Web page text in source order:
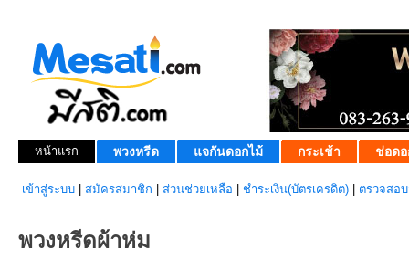
หน้าแรก พวงหรีด แจกันดอกไม้ กระเช้า ช่อดอ
เข้าสู่ระบบ สมัครสมาชิก ส่วนช่วยเหลือ ชำระเงิน(บัตรเครดิต) ตรวจสอ
พวงหรีดผ้าห่ม